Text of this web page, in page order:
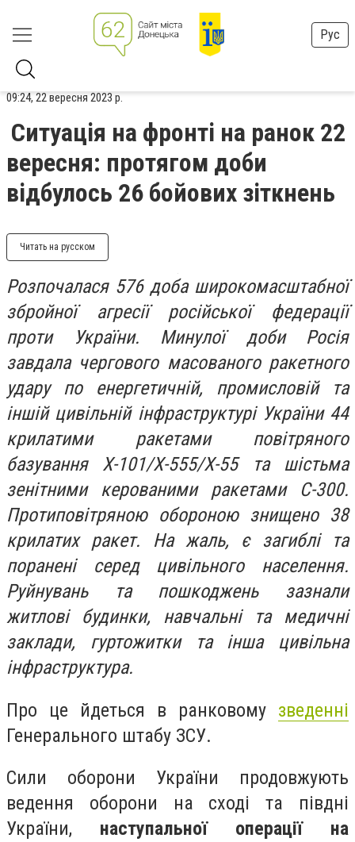
Рус
09:24, 22 вересня 2023 р.
Ситуація на фронті на ранок 22
вересня: протягом доби
відбулось 26 бойових зіткнень
Читать на русском
Розпочалася 576 доба широкомасштабної
збройної агресії російської федерації
проти України. Минулої доби Росія
завдала чергового масованого ракетного
удару по енергетичній, промисловій та
іншій цивільній інфраструктурі України 44
крилатими ракетами повітряного
базування Х-101/Х-555/Х-55 та шістьма
зенітними керованими ракетами С-300.
Протиповітряною обороною знищено 38
крилатих ракет. На жаль, є загиблі та
поранені серед цивільного населення.
Руйнувань та пошкоджень зазнали
житлові будинки, навчальні та медичні
заклади, гуртожитки та інша цивільна
інфраструктура.
Про це йдеться в ранковому зведенні
Генерального штабу ЗСУ.
Сили оборони України продовжують
ведення оборони на сході та півдні
України, наступальної операції на